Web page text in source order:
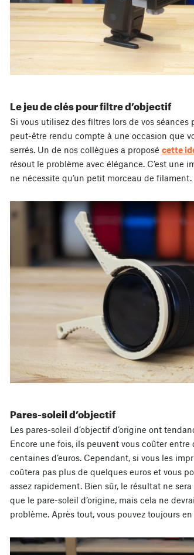
Le jeu de clés pour filtre d’objectif
Si vous utilisez des filtres lors de vos séances
peut-être rendu compte à une occasion que
serrés. Un de nos collègues a proposé cette
résout le problème avec élégance. C’est une
ne nécessite qu’un petit morceau de filament.
Pares-soleil d’objectif
Les pares-soleil d’objectif d’origine ont
Encore une fois, ils peuvent vous coûter entre
centaines d’euros. Cependant, si vous les
coûtera pas plus de quelques euros et vous
assez rapidement. Bien sûr, le résultat ne
que le pare-soleil d’origine, mais cela ne
problème. Après tout, vous pouvez toujours